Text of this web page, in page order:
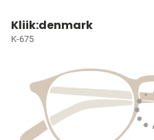
Kliik:denmark
K-675